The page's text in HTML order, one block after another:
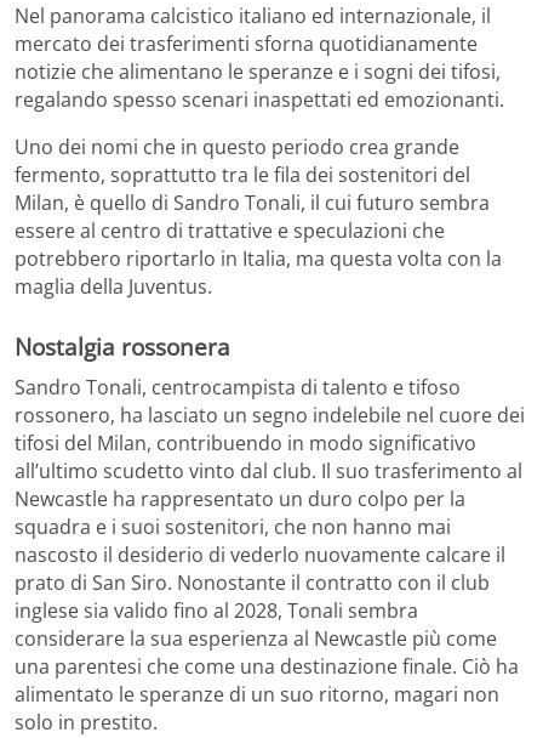
Nel panorama calcistico italiano ed internazionale, il
mercato dei trasferimenti sforna quotidianamente
notizie che alimentano le speranze e i sogni dei tifosi,
regalando spesso scenari inaspettati ed emozionanti.
Uno dei nomi che in questo periodo crea grande
fermento, soprattutto tra le fila dei sostenitori del
Milan, è quello di Sandro Tonali, il cui futuro sembra
essere al centro di trattative e speculazioni che
potrebbero riportarlo in Italia, ma questa volta con la
maglia della Juventus.
Nostalgia rossonera
Sandro Tonali, centrocampista di talento e tifoso
rossonero, ha lasciato un segno indelebile nel cuore dei
tifosi del Milan, contribuendo in modo significativo
all’ultimo scudetto vinto dal club. Il suo trasferimento al
Newcastle ha rappresentato un duro colpo per la
squadra e i suoi sostenitori, che non hanno mai
nascosto il desiderio di vederlo nuovamente calcare il
prato di San Siro. Nonostante il contratto con il club
inglese sia valido fino al 2028, Tonali sembra
considerare la sua esperienza al Newcastle più come
una parentesi che come una destinazione finale. Ciò ha
alimentato le speranze di un suo ritorno, magari non
solo in prestito.